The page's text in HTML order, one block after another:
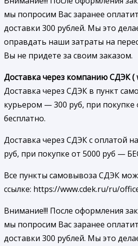
мы попросим Вас заранее
доставки 300 рублей. Мы это
оправдать наши затраты на
Вы не придете за своим заказом.
Доставка через компанию СДЭК (
Доставка через СДЭК в пункт
курьером — 300 руб, при покупке
бесплатно.
Доставка через СДЭК с оплатой
руб, при покупке от 5000 руб —
Все пункты самовывоза СДЭК
ссылке: https://www.cdek.ru/ru/
Внимание!!! После оформления
мы попросим Вас заранее
доставки 300 рублей. Мы это